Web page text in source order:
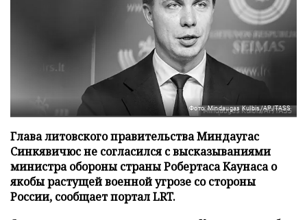
Фото: Mindaugas Kulbis/AP/TASS
Глава литовского правительства Миндаугас
Синкявичюс не согласился с высказываниями
министра обороны страны Робертаса Каунаса о
якобы растущей военной угрозе со стороны
России, сообщает портал LRT.